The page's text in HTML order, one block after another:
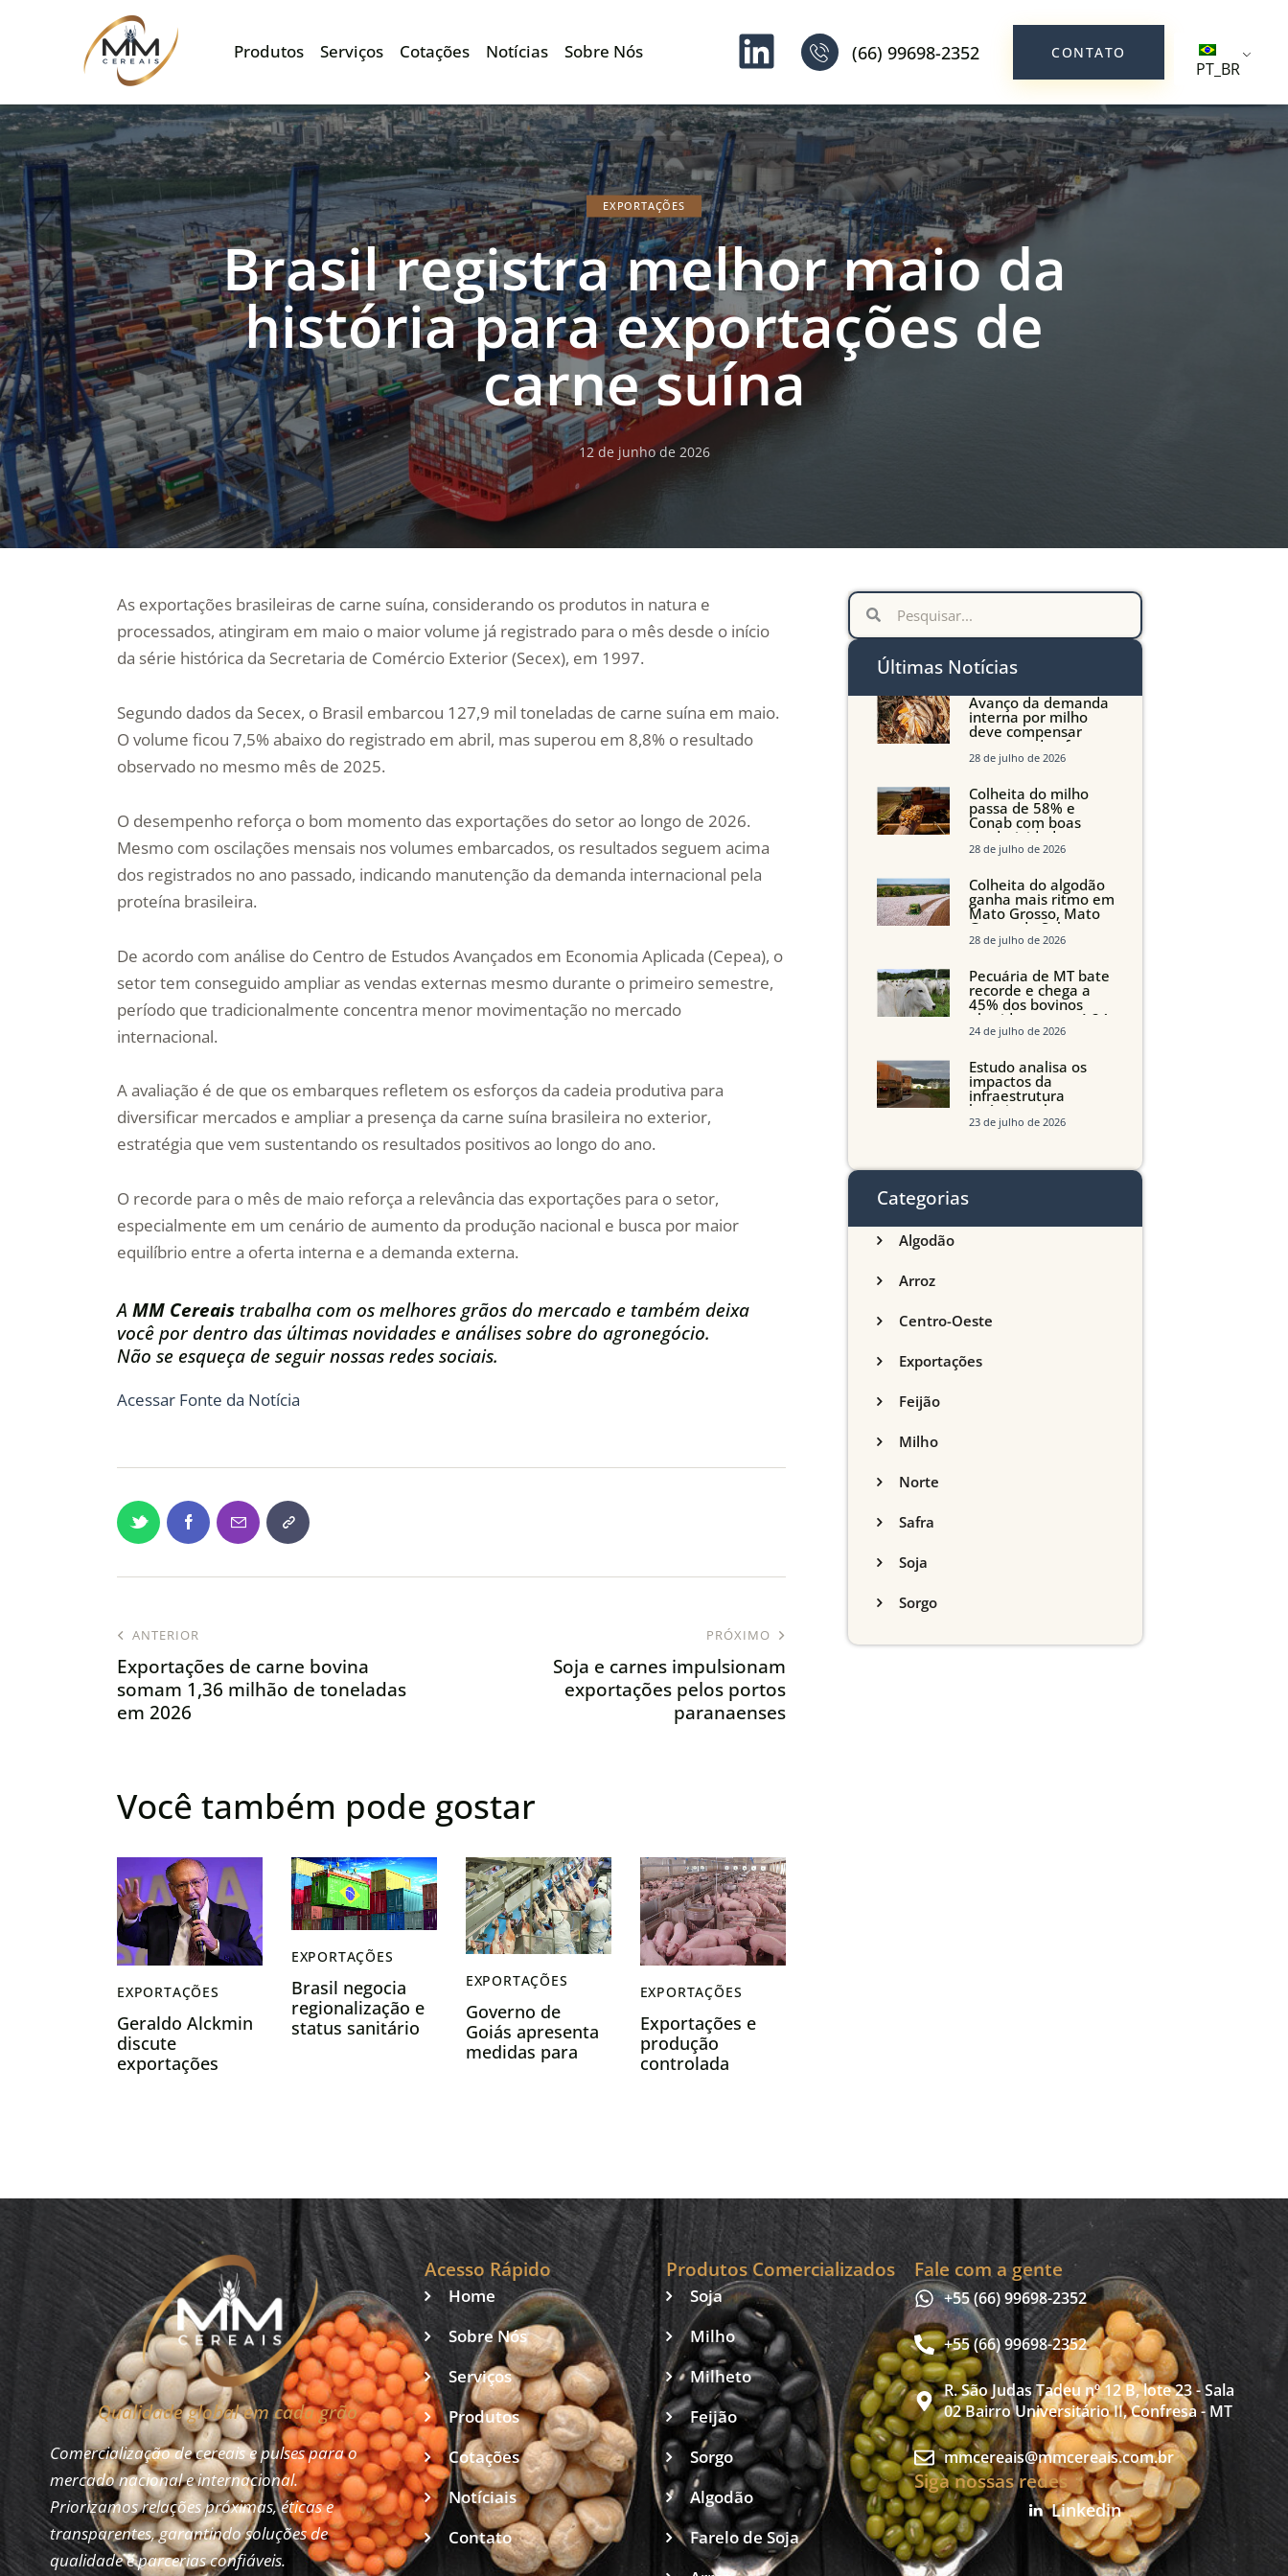
Produtos Serviços Cotações Notícias Sobre Nós (66) 99698-2352 CONTATO
PT_BR
EXPORTAÇÕES
Brasil registra melhor maio da
história para exportações de
carne suína
12 de junho de 2026
As exportações brasileiras de carne suína, considerando os produtos in natura e
processados, atingiram em maio o maior volume já registrado para o mês desde o início
da série histórica da Secretaria de Comércio Exterior (Secex), em 1997.
Segundo dados da Secex, o Brasil embarcou 127,9 mil toneladas de carne suína em maio.
O volume ficou 7,5% abaixo do registrado em abril, mas superou em 8,8% o resultado
observado no mesmo mês de 2025.
O desempenho reforça o bom momento das exportações do setor ao longo de 2026.
Mesmo com oscilações mensais nos volumes embarcados, os resultados seguem acima
dos registrados no ano passado, indicando manutenção da demanda internacional pela
proteína brasileira.
De acordo com análise do Centro de Estudos Avançados em Economia Aplicada (Cepea), o
setor tem conseguido ampliar as vendas externas mesmo durante o primeiro semestre,
período que tradicionalmente concentra menor movimentação no mercado
internacional.
A avaliação é de que os embarques refletem os esforços da cadeia produtiva para
diversificar mercados e ampliar a presença da carne suína brasileira no exterior,
estratégia que vem sustentando os resultados positivos ao longo do ano.
O recorde para o mês de maio reforça a relevância das exportações para o setor,
especialmente em um cenário de aumento da produção nacional e busca por maior
equilíbrio entre a oferta interna e a demanda externa.
A MM Cereais trabalha com os melhores grãos do mercado e também deixa
você por dentro das últimas novidades e análises sobre do agronegócio.
Não se esqueça de seguir nossas redes sociais.
Acessar Fonte da Notícia
ANTERIOR
Exportações de carne bovina
somam 1,36 milhão de toneladas
em 2026
PRÓXIMO
Soja e carnes impulsionam
exportações pelos portos
paranaenses
Você também pode gostar
EXPORTAÇÕES
Geraldo Alckmin
discute
exportações
EXPORTAÇÕES
Brasil negocia
regionalização e
status sanitário
EXPORTAÇÕES
Governo de
Goiás apresenta
medidas para
EXPORTAÇÕES
Exportações e
produção
controlada
Últimas Notícias
Avanço da demanda
interna por milho
deve compensar
aumento da oferta
com safra recorde em
Imea
28 de julho de 2026
Colheita do milho
passa de 58% e
Conab com boas
produtividades em
Mato Grosso, mas
Maranhão e Piauí
28 de julho de 2026
Colheita do algodão
ganha mais ritmo em
Mato Grosso, Mato
Grosso do Sul e
Maranhão
28 de julho de 2026
Pecuária de MT bate
recorde e chega a
45% dos bovinos
abatidos com até 24
meses
24 de julho de 2026
Estudo analisa os
impactos da
infraestrutura
logística sobre a
produção agrícola de
23 de julho de 2026
Categorias
Algodão
Arroz
Centro-Oeste
Exportações
Feijão
Milho
Norte
Safra
Soja
Sorgo
Qualidade global em cada grão
Comercialização de cereais e pulses para o
mercado nacional e internacional.
Priorizamos relações próximas, éticas e
transparentes, garantindo soluções de
qualidade e parcerias confiáveis.
Acesso Rápido
Home
Sobre Nós
Serviços
Produtos
Cotações
Notíciais
Contato
Produtos Comercializados
Soja
Milho
Milheto
Feijão
Sorgo
Algodão
Farelo de Soja
Fale com a gente
+55 (66) 99698-2352
+55 (66) 99698-2352
R. São Judas Tadeu nº 12 B, lote 23 - Sala
02 Bairro Universitário II, Confresa - MT
mmcereais@mmcereais.com.br
Siga nossas redes
Linkedin